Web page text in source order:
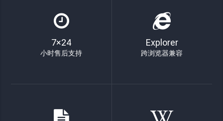
7×24
小时售后支持
Explorer
跨浏览器兼容